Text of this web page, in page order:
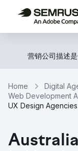
营销公司描述
Home Digital
Web Development
UX Design Agencies